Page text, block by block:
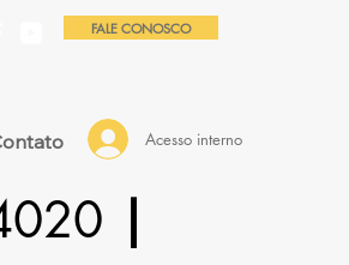
Acesso interno
FALE CONOSCO